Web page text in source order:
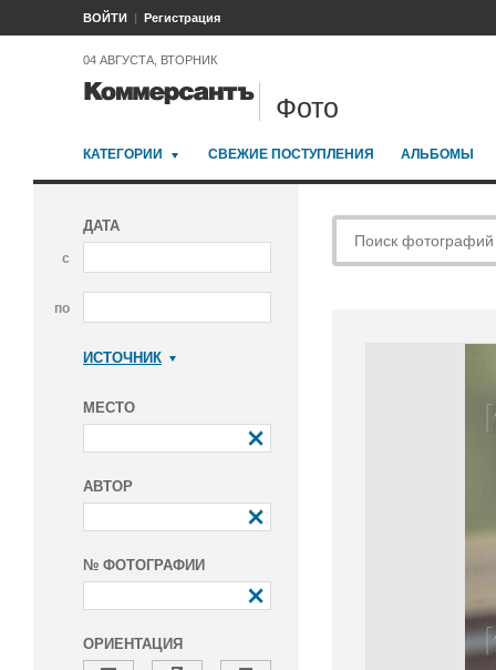
ВОЙТИ Регистрация
04 АВГУСТА, ВТОРНИК
Фото
КАТЕГОРИИ СВЕЖИЕ ПОСТУПЛЕНИЯ АЛЬБОМЫ
ДАТА
с
по
ИСТОЧНИК
МЕСТО
АВТОР
№ ФОТОГРАФИИ
ОРИЕНТАЦИЯ